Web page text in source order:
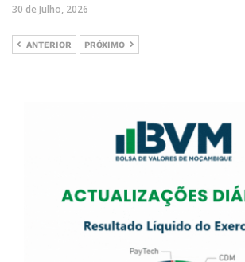
30 de Julho, 2026
ANTERIOR PRÓXIMO